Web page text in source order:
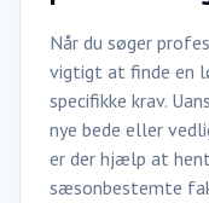
Når du søger
vigtigt at finde en
specifikke krav.
nye bede eller
er der hjælp at
sæsonbestemte